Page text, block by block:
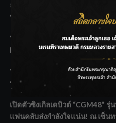
ลุยไม่หยุด!! กรมชลฯ เร่งเคลียร์ผั
ทั่วไทย
“BILLKIN” สร้างความภาคภูมิใจ
Malaysia พร้อมโชว์สุดประทับใจ
“สุริยะ” สั่งกรมชลฯ เฝ้าระวังน้ำ
บริหารเชิงรุกลดเสี่ยงน้ำท่วม
เปิดตัวซิงเกิลเดบิวต์ “CGM48” รุ่
แฟนคลับส่งกำลังใจแน่น! ณ เซ็นท